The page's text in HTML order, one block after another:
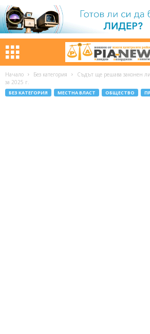
Начало Без категория
Съдът ще решава законен
за 2025 г.
БЕЗ КАТЕГОРИЯ МЕСТНА ВЛАСТ ОБЩЕСТВО